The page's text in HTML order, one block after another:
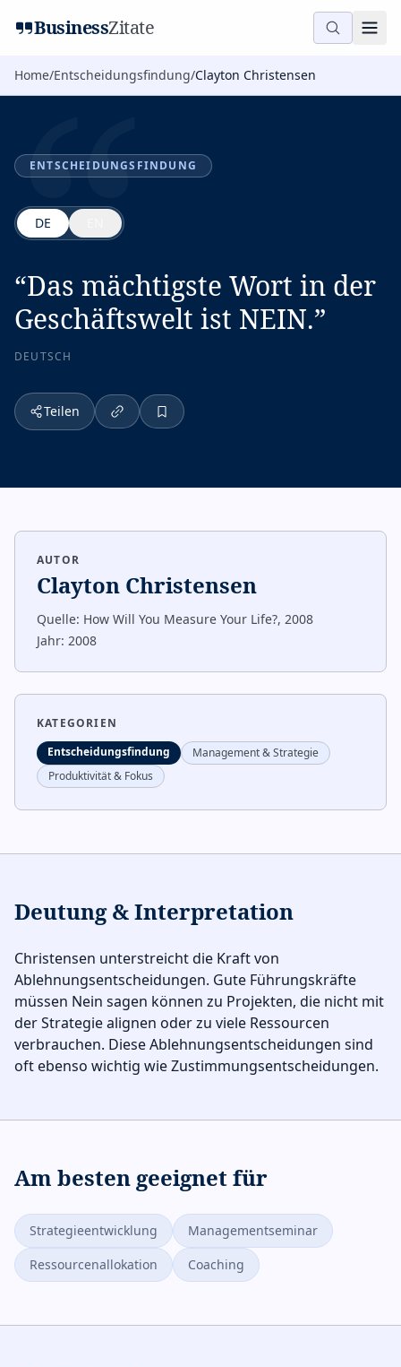
BusinessZitate
Home/Entscheidungsfindung/Clayton Christensen
“
ENTSCHEIDUNGSFINDUNG
DE
“Das mächtigste Wort in der
Geschäftswelt ist NEIN.”
DEUTSCH
Teilen
AUTOR
Clayton Christensen
Quelle: How Will You Measure Your Life?, 2008
Jahr: 2008
KATEGORIEN
Entscheidungsfindung
Management & Strategie
Produktivität & Fokus
Deutung & Interpretation
Christensen unterstreicht die Kraft von
Ablehnungsentscheidungen. Gute Führungskräfte
müssen Nein sagen können zu Projekten, die nicht mit
der Strategie alignen oder zu viele Ressourcen
verbrauchen. Diese Ablehnungsentscheidungen sind
oft ebenso wichtig wie Zustimmungsentscheidungen.
Am besten geeignet für
Strategieentwicklung
Managementseminar
Ressourcenallokation
Coaching